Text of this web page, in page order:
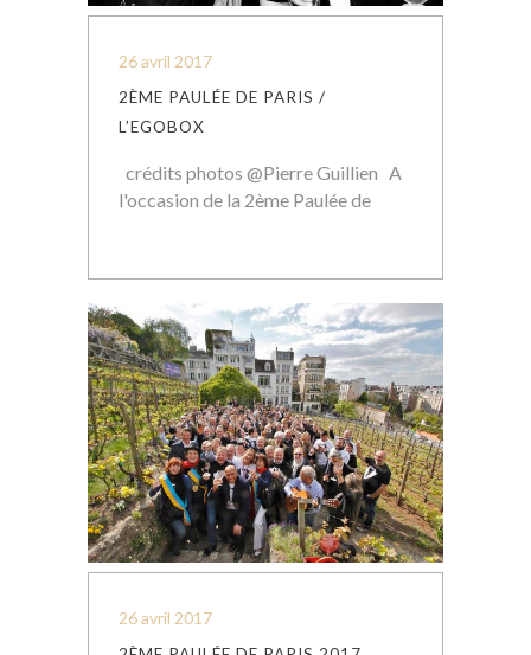
26 avril 2017
2ÈME PAULÉE DE PARIS /
L’EGOBOX
crédits photos @Pierre Guillien A
l'occasion de la 2ème Paulée de
26 avril 2017